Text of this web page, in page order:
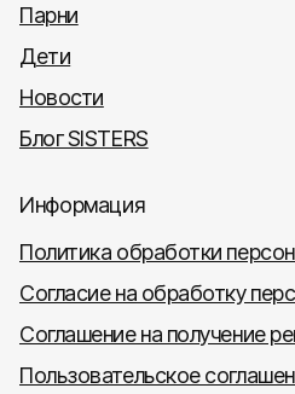
Парни
Дети
Новости
Блог SISTERS
Информация
Политика обработки
Согласие на обработку
Соглашение на получение
Пользовательское